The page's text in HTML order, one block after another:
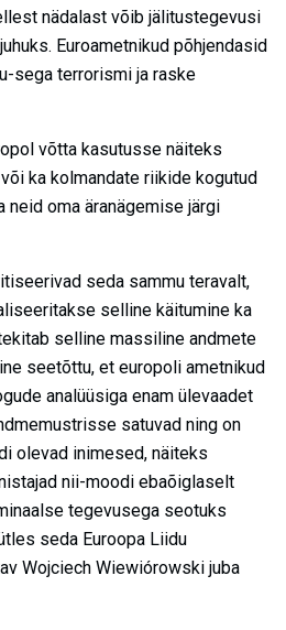
nädalast võib jälitustegevusi
Euroametnikud põhjendasid
sega terrorismi ja raske
võtta kasutusse näiteks
ka kolmandate riikide kogutud
neid oma äranägemise järgi
seda sammu teravalt,
selline käitumine ka
selline massiline andmete
seetõttu, et europoli ametnikud
analüüsiga enam ülevaadet
satuvad ning on
olevad inimesed, näiteks
nii-moodi ebaõiglaselt
tegevusega seotuks
seda Euroopa Liidu
Wojciech Wiewiórowski juba